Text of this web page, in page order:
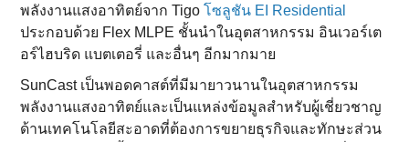
พลังงานแสงอาทิตย์จาก Tigoโซลูชัน EI Residential
ประกอบด้วย Flex MLPE ชั้นนำในอุตสาหกรรม อินเวอร์เต
อร์ไฮบริด แบตเตอรี่ และอื่นๆ อีกมากมาย
SunCast เป็นพอดคาสต์ที่มีมายาวนานในอุตสาหกรรม
พลังงานแสงอาทิตย์และเป็นแหล่งข้อมูลสําหรับผู้เชี่ยวชาญ
ด้านเทคโนโลยีสะอาดที่ต้องการขยายธุรกิจและทักษะส่วน